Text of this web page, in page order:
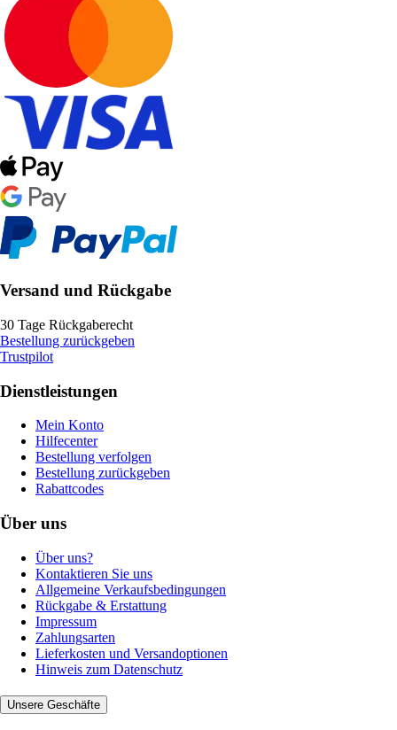
Versand und Rückgabe
30 Tage Rückgaberecht
Bestellung zurückgeben
Trustpilot
Dienstleistungen
Mein Konto
Hilfecenter
Bestellung verfolgen
Bestellung zurückgeben
Rabattcodes
Über uns
Über uns?
Kontaktieren Sie uns
Allgemeine Verkaufsbedingungen
Rückgabe & Erstattung
Impressum
Zahlungsarten
Lieferkosten und Versandoptionen
Hinweis zum Datenschutz
Unsere Geschäfte